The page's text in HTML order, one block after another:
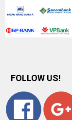
FOLLOW US!